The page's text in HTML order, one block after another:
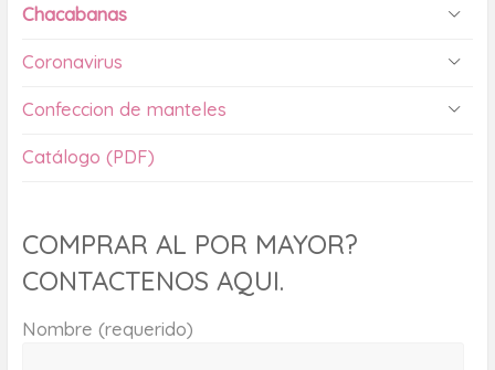
Chacabanas
Coronavirus
Confeccion de manteles
Catálogo (PDF)
COMPRAR AL POR MAYOR?
CONTACTENOS AQUI.
Nombre (requerido)